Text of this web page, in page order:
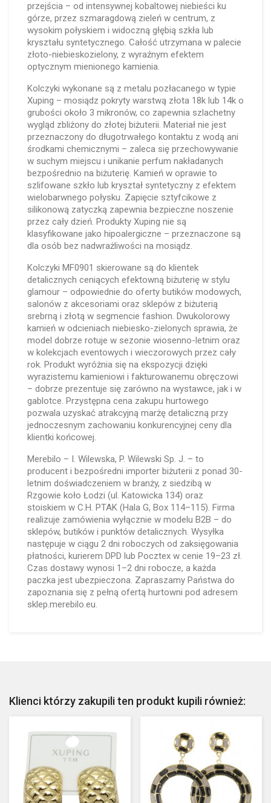
przejścia – od intensywnej kobaltowej niebieści ku
górze, przez szmaragdową zieleń w centrum, z
wysokim połyskiem i widoczną głębią szkła lub
kryształu syntetycznego. Całość utrzymana w palecie
złoto-niebieskozielony, z wyraźnym efektem
optycznym mienionego kamienia.
Kolczyki wykonane są z metalu pozłacanego w typie
Xuping – mosiądz pokryty warstwą złota 18k lub 14k o
grubości około 3 mikronów, co zapewnia szlachetny
wygląd zbliżony do złotej biżuterii. Materiał nie jest
przeznaczony do długotrwałego kontaktu z wodą ani
środkami chemicznymi – zaleca się przechowywanie
w suchym miejscu i unikanie perfum nakładanych
bezpośrednio na biżuterię. Kamień w oprawie to
szlifowane szkło lub kryształ syntetyczny z efektem
wielobarwnego połysku. Zapięcie sztyfcikowe z
silikonową zatyczką zapewnia bezpieczne noszenie
przez cały dzień. Produkty Xuping nie są
klasyfikowane jako hipoalergiczne – przeznaczone są
dla osób bez nadwrażliwości na mosiądz.
Kolczyki MF0901 skierowane są do klientek
detalicznych ceniących efektowną biżuterię w stylu
glamour – odpowiednie do oferty butików modowych,
salonów z akcesoriami oraz sklepów z biżuterią
srebrną i złotą w segmencie fashion. Dwukolorowy
kamień w odcieniach niebiesko-zielonych sprawia, że
model dobrze rotuje w sezonie wiosenno-letnim oraz
w kolekcjach eventowych i wieczorowych przez cały
rok. Produkt wyróżnia się na ekspozycji dzięki
wyrazistemu kamieniowi i fakturowanemu obręczowi
– dobrze prezentuje się zarówno na wystawce, jak i w
gablotce. Przystępna cena zakupu hurtowego
pozwala uzyskać atrakcyjną marżę detaliczną przy
jednoczesnym zachowaniu konkurencyjnej ceny dla
klientki końcowej.
Merebilo – I. Wilewska, P. Wilewski Sp. J. – to
producent i bezpośredni importer biżuterii z ponad 30-
letnim doświadczeniem w branży, z siedzibą w
Rzgowie koło Łodzi (ul. Katowicka 134) oraz
stoiskiem w C.H. PTAK (Hala G, Box 114–115). Firma
realizuje zamówienia wyłącznie w modelu B2B – do
sklepów, butików i punktów detalicznych. Wysyłka
następuje w ciągu 2 dni roboczych od zaksięgowania
płatności, kurierem DPD lub Pocztex w cenie 19–23 zł.
Czas dostawy wynosi 1–2 dni robocze, a każda
paczka jest ubezpieczona. Zapraszamy Państwa do
zapoznania się z pełną ofertą hurtowni pod adresem
sklep.merebilo.eu.
Klienci którzy zakupili ten produkt kupili również: